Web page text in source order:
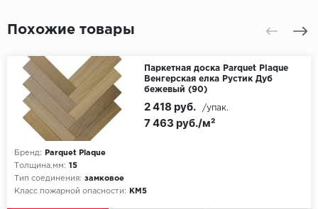
Похожие товары
Паркетная доска Parquet Plaque
Венгерская елка Рустик Дуб
бежевый (90)
Бренд:
Parquet Plaque
Толщина,мм: 15
Тип соединения: замковое
Класс пожарной опасности:
КМ5
7 463 руб./м²
2 418 руб. /упак.